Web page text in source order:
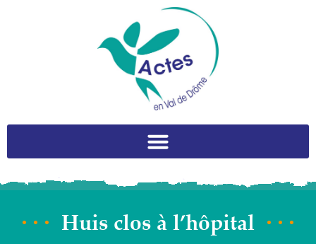
Huis clos à l’hôpital